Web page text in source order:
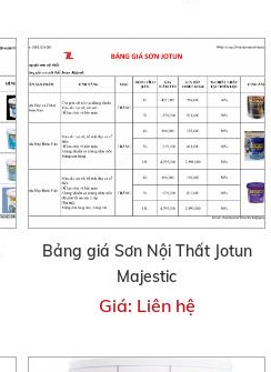
Bảng giá Sơn Nội Thất Jotun
Majestic
Giá: Liên hệ